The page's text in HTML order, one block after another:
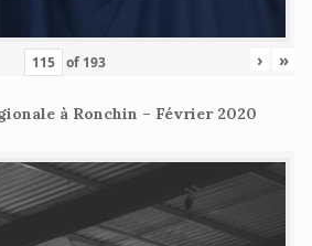
of 193 › »
à Ronchin – Février 2020